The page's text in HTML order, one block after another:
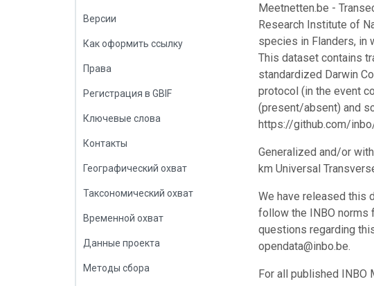
Версии
Как оформить ссылку
Права
Регистрация в GBIF
Ключевые слова
Контакты
Географический охват
Таксономический охват
Временной охват
Данные проекта
Методы сбора
Meetnetten.be -
Research Institute of
species in Flanders, in
This dataset contains
standardized Darwin
protocol (in the event
(present/absent) and
https://github.com/
Generalized and/or
km Universal
We have released this
follow the INBO norms
questions regarding
opendata@inbo.be.
For all published